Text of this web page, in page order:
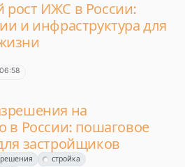
рост ИЖС в России:
и инфраструктура для
на
в России: пошаговое
застройщиков
стройка